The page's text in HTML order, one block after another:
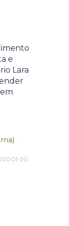
e
Lara
0001-30